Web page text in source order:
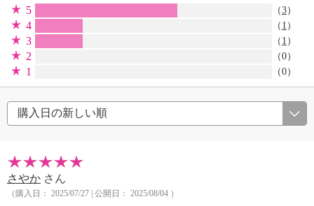
5 （3）
4 （ 1 ）
3 （ 1 ）
2 （0）
1 （0）
さやか さん
（購入日： 2025/07/27 | 公開日： 2025/08/04 ）